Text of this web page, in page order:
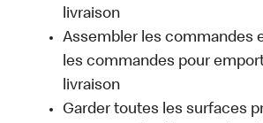
livraison
Assembler les commandes
les commandes pour
livraison
Garder toutes les surfaces